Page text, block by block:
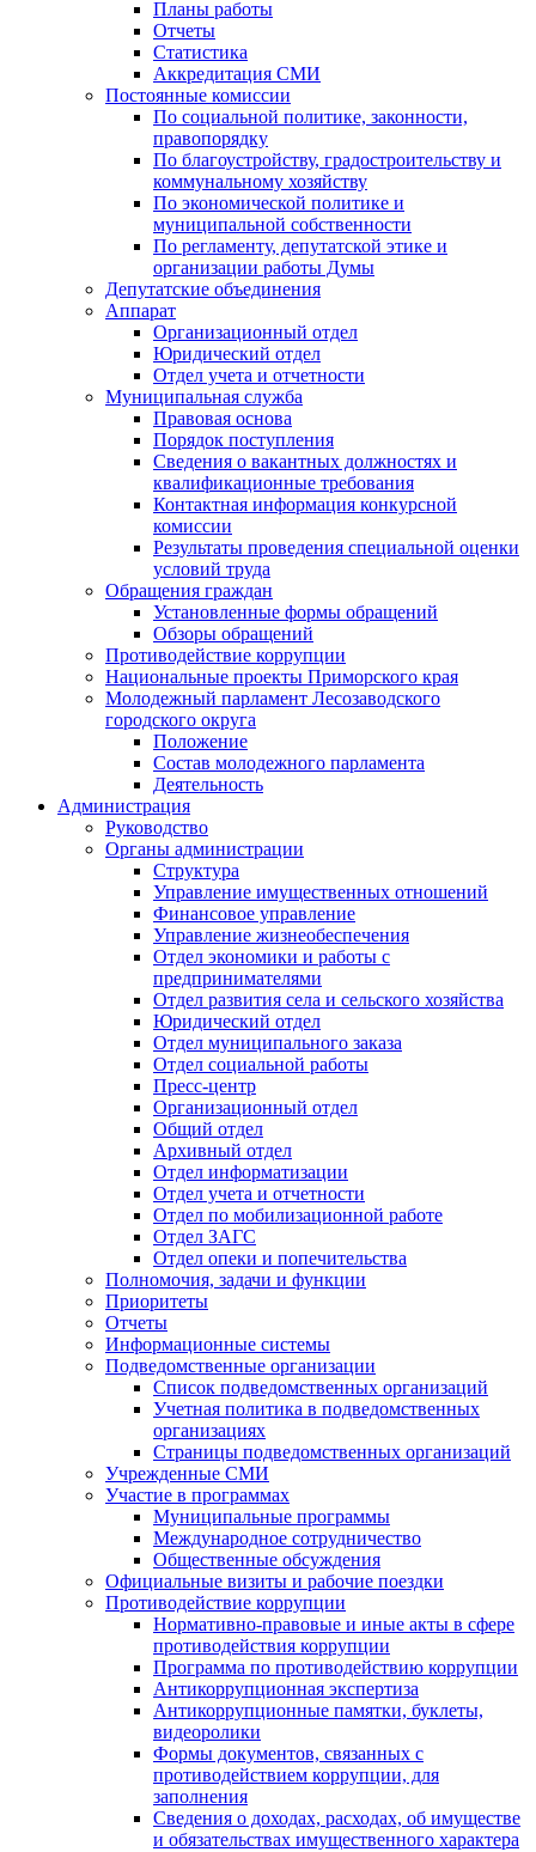
Планы работы
Отчеты
Статистика
Аккредитация СМИ
Постоянные комиссии
По социальной политике, законности,
правопорядку
По благоустройству, градостроительству и
коммунальному хозяйству
По экономической политике и
муниципальной собственности
По регламенту, депутатской этике и
организации работы Думы
Депутатские объединения
Аппарат
Организационный отдел
Юридический отдел
Отдел учета и отчетности
Муниципальная служба
Правовая основа
Порядок поступления
Сведения о вакантных должностях и
квалификационные требования
Контактная информация конкурсной
комиссии
Результаты проведения специальной оценки
условий труда
Обращения граждан
Установленные формы обращений
Обзоры обращений
Противодействие коррупции
Национальные проекты Приморского края
Молодежный парламент Лесозаводского
городского округа
Положение
Состав молодежного парламента
Деятельность
Администрация
Руководство
Органы администрации
Структура
Управление имущественных отношений
Финансовое управление
Управление жизнеобеспечения
Отдел экономики и работы с
предпринимателями
Отдел развития села и сельского хозяйства
Юридический отдел
Отдел муниципального заказа
Отдел социальной работы
Пресс-центр
Организационный отдел
Общий отдел
Архивный отдел
Отдел информатизации
Отдел учета и отчетности
Отдел по мобилизационной работе
Отдел ЗАГС
Отдел опеки и попечительства
Полномочия, задачи и функции
Приоритеты
Отчеты
Информационные системы
Подведомственные организации
Список подведомственных организаций
Учетная политика в подведомственных
организациях
Страницы подведомственных организаций
Учрежденные СМИ
Участие в программах
Муниципальные программы
Международное сотрудничество
Общественные обсуждения
Официальные визиты и рабочие поездки
Противодействие коррупции
Нормативно-правовые и иные акты в сфере
противодействия коррупции
Программа по противодействию коррупции
Антикоррупционная экспертиза
Антикоррупционные памятки, буклеты,
видеоролики
Формы документов, связанных с
противодействием коррупции, для
заполнения
Сведения о доходах, расходах, об имуществе
и обязательствах имущественного характера